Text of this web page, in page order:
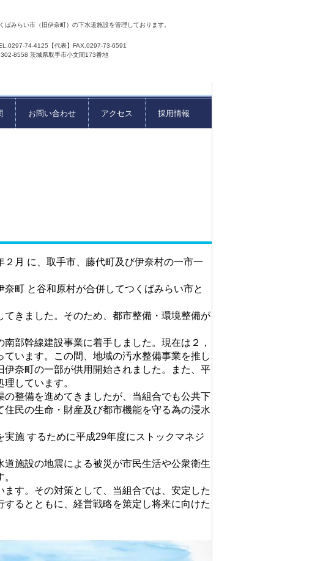
ばみらい市（旧伊奈町）の下水道施設を管理しております。
74-4125【代表】FAX.0297-73-6591
302-8558 茨城県取手市小文間173番地
お問い合わせ アクセス 採用情報
月 に、取手市、藤代町及び伊奈村の一市一
町 と谷和原村が合併してつくばみらい市と
きました。そのため、都市整備・環境整備が
部幹線建設事業に着手しました。現在は２，
います。この間、地域の汚水整備事業を推し
奈町の一部が供用開始されました。また、平
しています。
整備を進めてきましたが、当組合でも公共下
民の生命・財産及び都市機能を守る為の浸水
施 するために平成29年度にストックマネジ
施設の地震による被災が市民生活や公衆衛生
す。その対策として、当組合では、安定した
るとともに、経営戦略を策定し将来に向けた